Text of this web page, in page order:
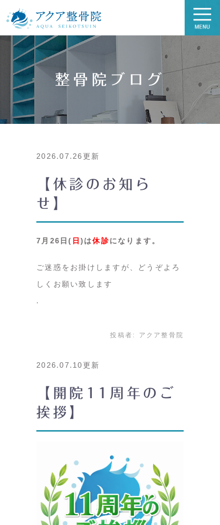
整骨院ブログ
2026.07.26更新
【休診のお知ら
せ】
7月26日( 日 )は休診になります。
ご迷惑をお掛けしますが、どうぞよろ
しくお願い致します
投稿者: アクア整骨院
2026.07.10更新
【開院11周年のご
挨拶】